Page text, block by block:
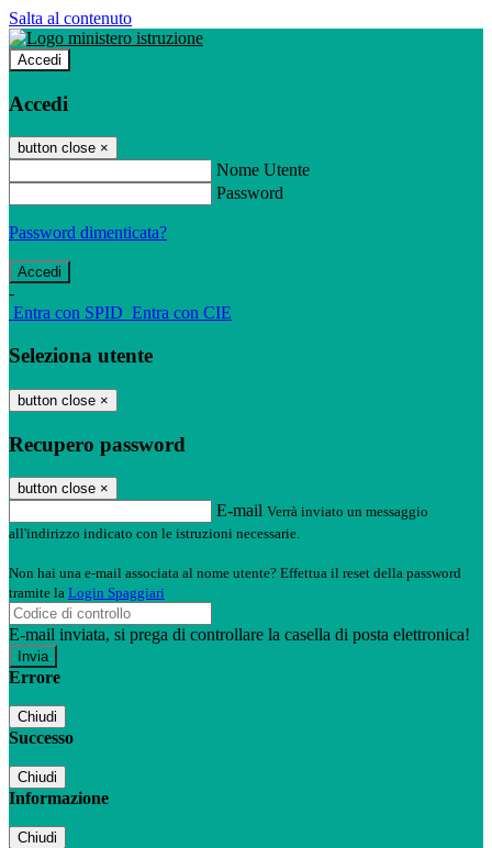
Salta al contenuto
Accedi
Accedi
button close ×
Nome Utente
Password
Password dimenticata?
-
Entra con SPID Entra con CIE
Seleziona utente
button close ×
Recupero password
button close ×
E-mail Verrà inviato un messaggio
all'indirizzo indicato con le istruzioni necessarie.
Non hai una e-mail associata al nome utente? Effettua il reset della password
tramite la Login Spaggiari
E-mail inviata, si prega di controllare la casella di posta elettronica!
Errore
Chiudi
Successo
Chiudi
Informazione
Chiudi